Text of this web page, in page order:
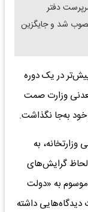
دفتر
شد و جایگزین
در یک دوره
وزارت صمت
به‌جا نگذاشت.
به
گرایش‌های
به «دولت
دیدگاه‌هایی داشته